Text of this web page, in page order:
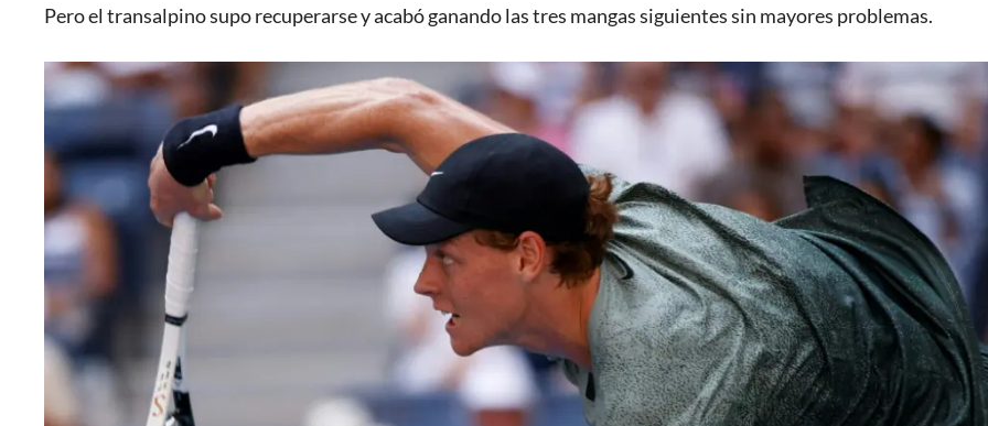
Pero el transalpino supo recuperarse y acabó ganando las tres mangas siguientes sin mayores problemas.